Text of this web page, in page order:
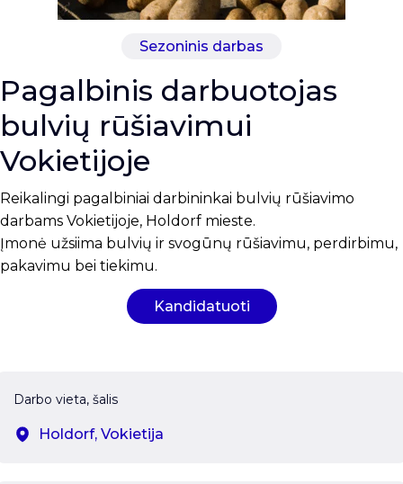
Sezoninis darbas
Pagalbinis darbuotojas
bulvių rūšiavimui
Vokietijoje
Reikalingi pagalbiniai darbininkai bulvių rūšiavimo
darbams Vokietijoje, Holdorf mieste.
Įmonė užsiima bulvių ir svogūnų rūšiavimu, perdirbimu,
pakavimu bei tiekimu.
Kandidatuoti
Darbo vieta, šalis
Holdorf, Vokietija